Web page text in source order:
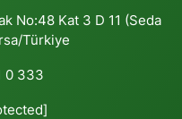
No:48 Kat 3 D 11 (Seda
Türkiye
0 333